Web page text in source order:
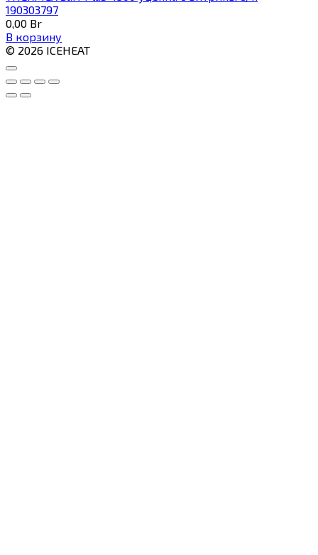
190303797
0,00 Br
В корзину
© 2026 ICEHEAT